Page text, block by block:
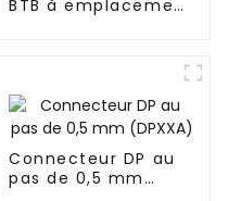
BTB à emplacement
Connecteur DP au
pas de 0,5 mm